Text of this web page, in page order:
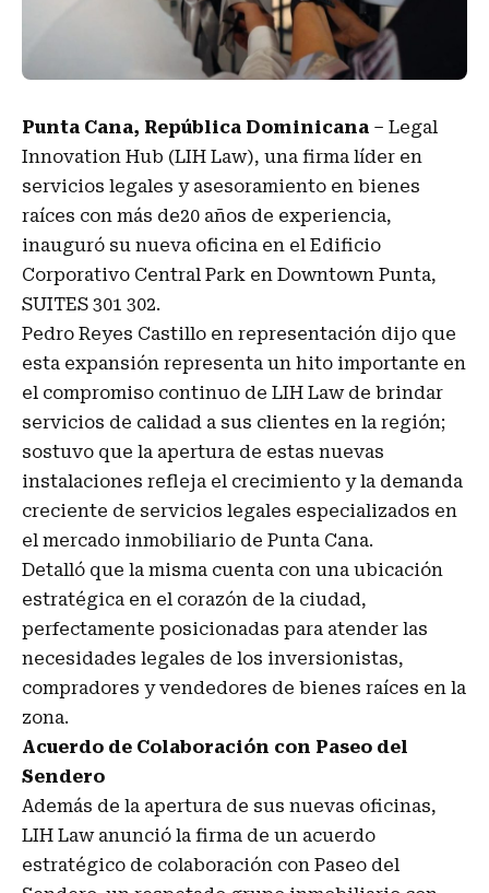
Punta Cana, República Dominicana – Legal
Innovation Hub (LIH Law), una firma líder en
servicios legales y asesoramiento en bienes
raíces con más de20 años de experiencia,
inauguró su nueva oficina en el Edificio
Corporativo Central Park en Downtown Punta,
SUITES 301 302.
Pedro Reyes Castillo en representación dijo que
esta expansión representa un hito importante en
el compromiso continuo de LIH Law de brindar
servicios de calidad a sus clientes en la región;
sostuvo que la apertura de estas nuevas
instalaciones refleja el crecimiento y la demanda
creciente de servicios legales especializados en
el mercado inmobiliario de Punta Cana.
Detalló que la misma cuenta con una ubicación
estratégica en el corazón de la ciudad,
perfectamente posicionadas para atender las
necesidades legales de los inversionistas,
compradores y vendedores de bienes raíces en la
zona.
Acuerdo de Colaboración con Paseo del
Sendero
Además de la apertura de sus nuevas oficinas,
LIH Law anunció la firma de un acuerdo
estratégico de colaboración con Paseo del